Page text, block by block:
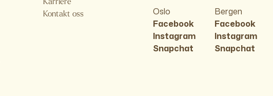
Kontakt oss
Oslo
Facebook
Instagram
Snapchat
Bergen
Facebook
Instagram
Snapchat